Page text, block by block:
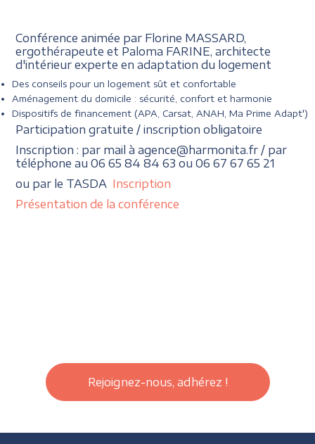
Conférence animée par Florine MASSARD,
ergothérapeute et Paloma FARINE, architecte
d'intérieur experte en adaptation du logement
Des conseils pour un logement sût et confortable
Aménagement du domicile : sécurité, confort et harmonie
Dispositifs de financement (APA, Carsat, ANAH, Ma Prime Adapt')
Participation gratuite / inscription obligatoire
Inscription : par mail à agence@harmonita.fr / par
téléphone au 06 65 84 84 63 ou 06 67 67 65 21
ou par le TASDA Inscription
Présentation de la conférence
Rejoignez-nous, adhérez !